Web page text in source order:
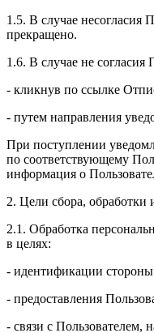
1.5. В случае
прекращено.
1.6. В случае не
- кликнув по ссылке
- путем направления
При поступлении
по соответствующему
информация о
2. Цели сбора, обработки
2.1. Обработка
в целях:
- идентификации
- предоставления
- связи с Пользователем,